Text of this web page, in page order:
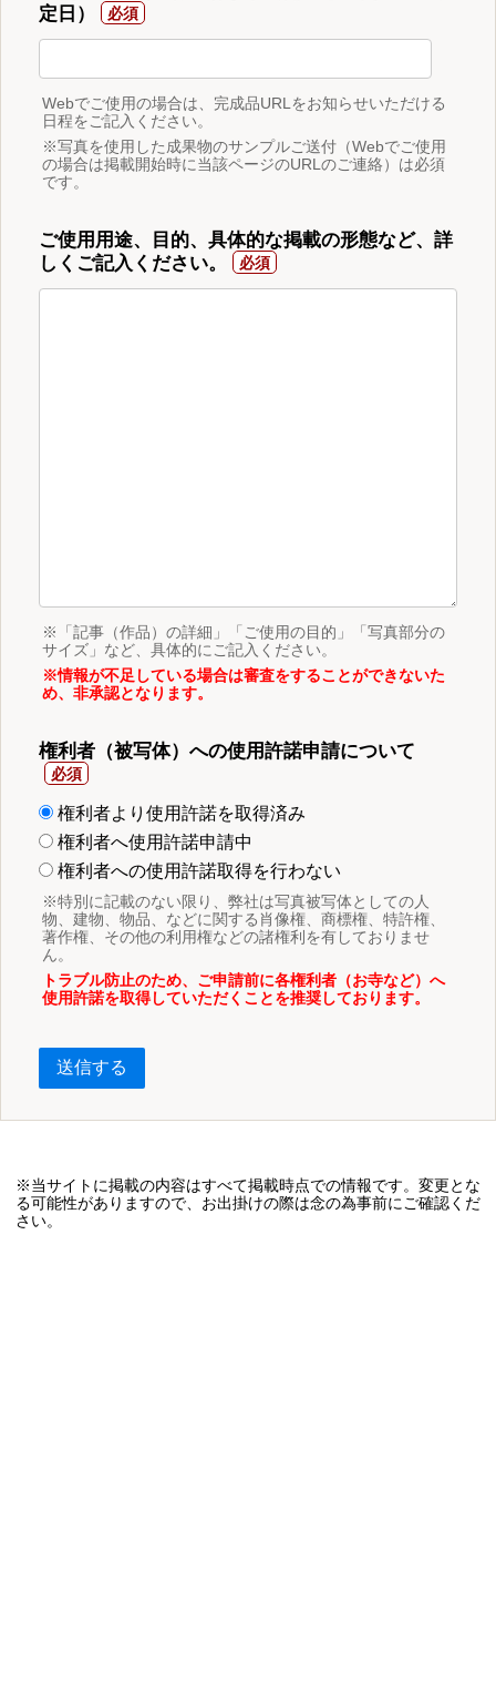
定日）
Webでご使用の場合は、完成品URLをお知らせいただける
日程をご記入ください。
※写真を使用した成果物のサンプルご送付（Webでご使用
の場合は掲載開始時に当該ページのURLのご連絡）は必須
です。
ご使用用途、目的、具体的な掲載の形態など、詳
しくご記入ください。
※「記事（作品）の詳細」「ご使用の目的」「写真部分の
サイズ」など、具体的にご記入ください。
※情報が不足している場合は審査をすることができないた
め、非承認となります。
権利者（被写体）への使用許諾申請について
権利者より使用許諾を取得済み
権利者へ使用許諾申請中
権利者への使用許諾取得を行わない
※特別に記載のない限り、弊社は写真被写体としての人
物、建物、物品、などに関する肖像権、商標権、特許権、
著作権、その他の利用権などの諸権利を有しておりませ
ん。
トラブル防止のため、ご申請前に各権利者（お寺など）へ
使用許諾を取得していただくことを推奨しております。
送信する
※当サイトに掲載の内容はすべて掲載時点での情報です。変更とな
る可能性がありますので、お出掛けの際は念の為事前にご確認くだ
さい。